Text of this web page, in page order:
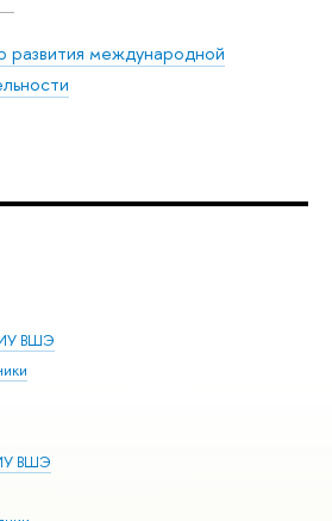
развития международной
ВШЭ
ВШЭ